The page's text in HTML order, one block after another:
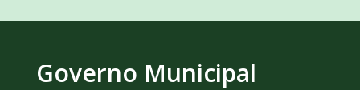
Governo Municipal